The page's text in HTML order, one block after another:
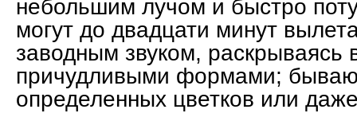
небольшим лучом и быстро
могут до двадцати минут
заводным звуком, раскрываясь
причудливыми формами;
определенных цветков или